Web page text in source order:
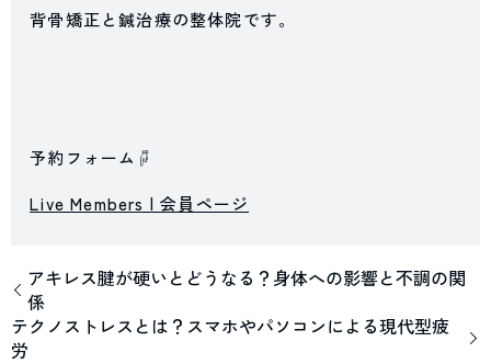
背骨矯正と鍼治療の整体院です。
予約フォーム☟
Live Members | 会員ページ
アキレス腱が硬いとどうなる？身体への影響と不調の関
係
テクノストレスとは？スマホやパソコンによる現代型疲
労